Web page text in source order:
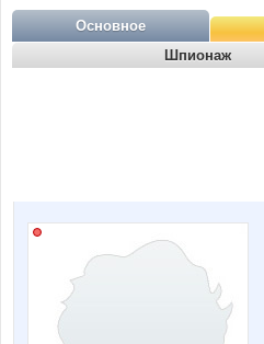
Основное
Шпионаж